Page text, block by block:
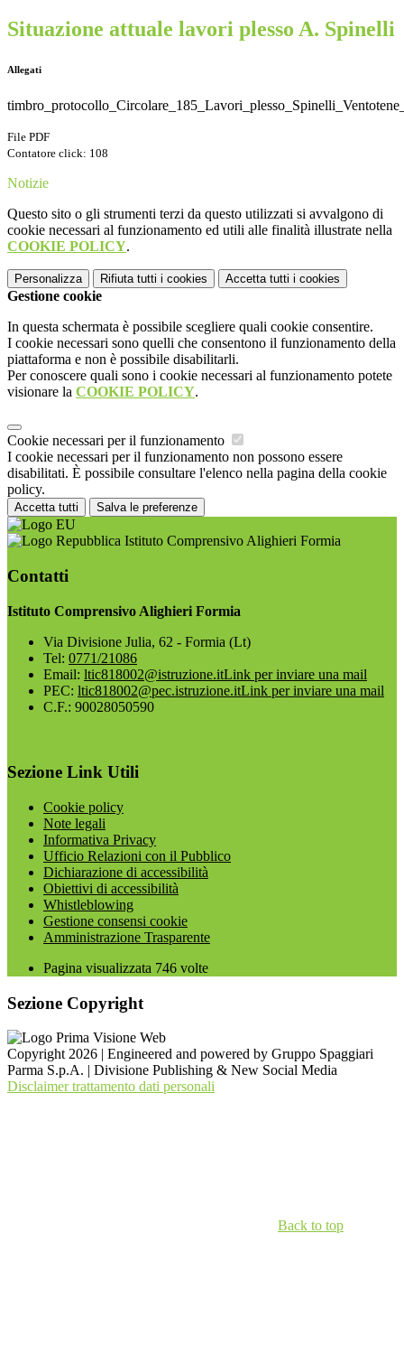
Situazione attuale lavori plesso A. Spinelli
Allegati
File PDF
Contatore click: 108
Notizie
Questo sito o gli strumenti terzi da questo utilizzati si avvalgono di
cookie necessari al funzionamento ed utili alle finalità illustrate nella
COOKIE POLICY.
Personalizza Rifiuta tutti i cookies Accetta tutti i cookies
Gestione cookie
In questa schermata è possibile scegliere quali cookie consentire.
I cookie necessari sono quelli che consentono il funzionamento della
piattaforma e non è possibile disabilitarli.
Per conoscere quali sono i cookie necessari al funzionamento potete
visionare la COOKIE POLICY.
Cookie necessari per il funzionamento
I cookie necessari per il funzionamento non possono essere
disabilitati. È possibile consultare l'elenco nella pagina della cookie
policy.
Accetta tutti Salva le preferenze
Istituto Comprensivo Alighieri Formia
Contatti
Istituto Comprensivo Alighieri Formia
Via Divisione Julia, 62 - Formia (Lt)
Tel: 0771/21086
Email: ltic818002@istruzione.itLink per inviare una mail
PEC: ltic818002@pec.istruzione.itLink per inviare una mail
C.F.: 90028050590
Sezione Link Utili
Cookie policy
Note legali
Informativa Privacy
Ufficio Relazioni con il Pubblico
Dichiarazione di accessibilità
Obiettivi di accessibilità
Whistleblowing
Gestione consensi cookie
Amministrazione Trasparente
Pagina visualizzata 746 volte
Sezione Copyright
Copyright 2026 | Engineered and powered by Gruppo Spaggiari
Parma S.p.A. | Divisione Publishing & New Social Media
Disclaimer trattamento dati personali
Back to top